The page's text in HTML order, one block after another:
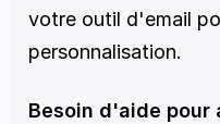
votre outil d'email
personnalisation.
Besoin d'aide